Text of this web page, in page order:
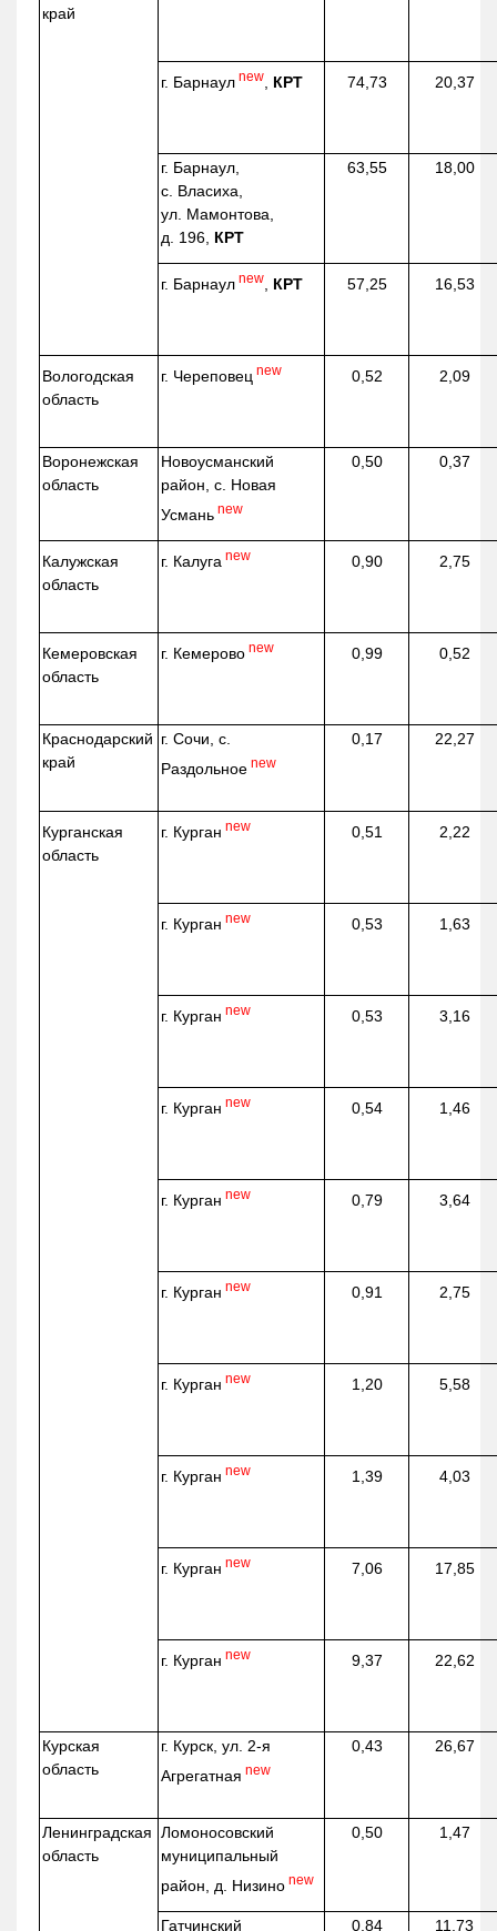
край
г. Барнаул new КРТ 74,73 20,37
г. Барнаул,
с. Власиха,
ул. Мамонтова,
д. 196, КРТ
63,55 18,00
г. Барнаул new КРТ 57,25 16,53
Вологодская
область
г. Череповец new 0,52 2,09
Воронежская
область
Новоусманский
район, с. Новая
Усмань new
0,50 0,37
Калужская
область
г. Калуга new 0,90 2,75
Кемеровская
область
г. Кемерово new 0,99 0,52
Краснодарский
край
г. Сочи, с.
Раздольное new
0,17 22,27
Курганская
область
г. Курган new 0,51 2,22
г. Курган new 0,53 1,63
г. Курган new 0,53 3,16
г. Курган new 0,54 1,46
г. Курган new 0,79 3,64
г. Курган new 0,91 2,75
г. Курган new 1,20 5,58
г. Курган new 1,39 4,03
г. Курган new 7,06 17,85
г. Курган new 9,37 22,62
Курская
область
г. Курск, ул. 2-я
Агрегатная new
0,43 26,67
Ленинградская
область
Ломоносовский
муниципальный
район, д. Низино new
0,50 1,47
Гатчинский 0,84 11,73